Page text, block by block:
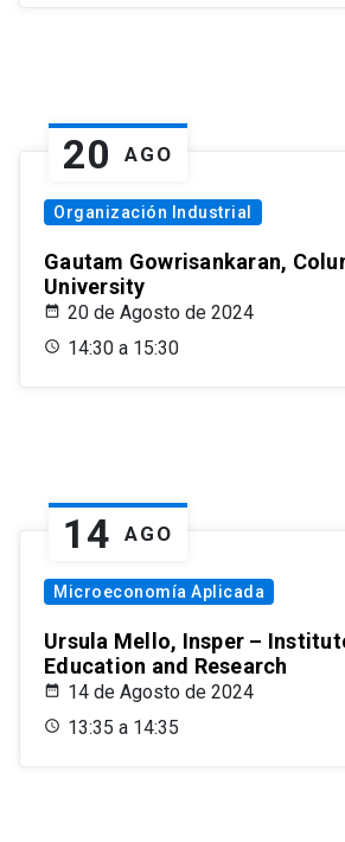
20 AGO
Organización Industrial
Gautam Gowrisankaran,
University
20 de Agosto de 2024
14:30 a 15:30
14 AGO
Microeconomía Aplicada
Ursula Mello, Insper –
Education and Research
14 de Agosto de 2024
13:35 a 14:35